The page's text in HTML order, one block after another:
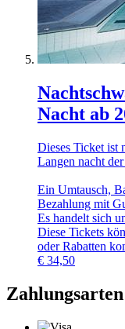
Nacht ab
Dieses Ticket ist
Langen nacht
Ein Umtausch,
Bezahlung mit
Es handelt sich
Diese Tickets
oder Rabatten
€ 34,50
Zahlungsarten